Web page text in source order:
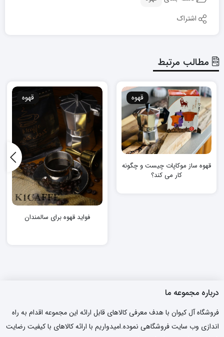
اشتراک
مطالب مرتبط
قهوه
قهوه ساز موکاپات چیست و چگونه
کار می کند؟
قهوه
فواید قهوه برای سالمندان
درباره مجموعه ما
فروشگاه آل کیوان با هدف معرفی کالاهای قابل ارائه این مجموعه اقدام به راه
اندازی وب سایت فروشگاهی نموده.امیدواریم با ارائه کالاهای با کیفیت رضایت